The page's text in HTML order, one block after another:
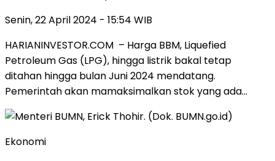
Senin, 22 April 2024 - 15:54 WIB
HARIANINVESTOR.COM – Harga BBM, Liquefied
Petroleum Gas (LPG), hingga listrik bakal tetap
ditahan hingga bulan Juni 2024 mendatang.
Pemerintah akan mamaksimalkan stok yang ada…
Ekonomi